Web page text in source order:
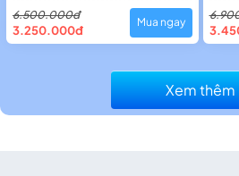
Mua ngay
6.500.000đ
3.250.000đ
Xem thêm